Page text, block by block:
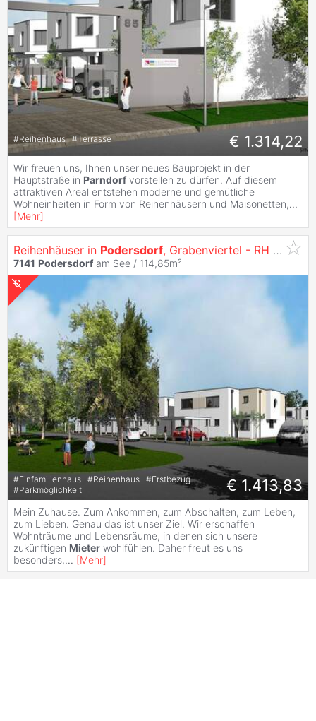
#Reihenhaus #Terrasse € 1.314,22
Wir freuen uns, Ihnen unser neues Bauprojekt in der
Hauptstraße in Parndorf vorstellen zu dürfen. Auf diesem
attraktiven Areal entstehen moderne und gemütliche
Wohneinheiten in Form von Reihenhäusern und Maisonetten,...
[Mehr]
Reihenhäuser in Podersdorf, Grabenviertel - RH 04
7141 Podersdorf am See / 114,85m²
#Einfamilienhaus #Reihenhaus #Erstbezug
#Parkmöglichkeit € 1.413,83
Mein Zuhause. Zum Ankommen, zum Abschalten, zum Leben,
zum Lieben. Genau das ist unser Ziel. Wir erschaffen
Wohnträume und Lebensräume, in denen sich unsere
zukünftigen Mieter wohlfühlen. Daher freut es uns
besonders,... [Mehr]